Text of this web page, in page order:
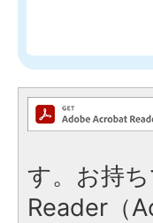
す。お持
Reader（